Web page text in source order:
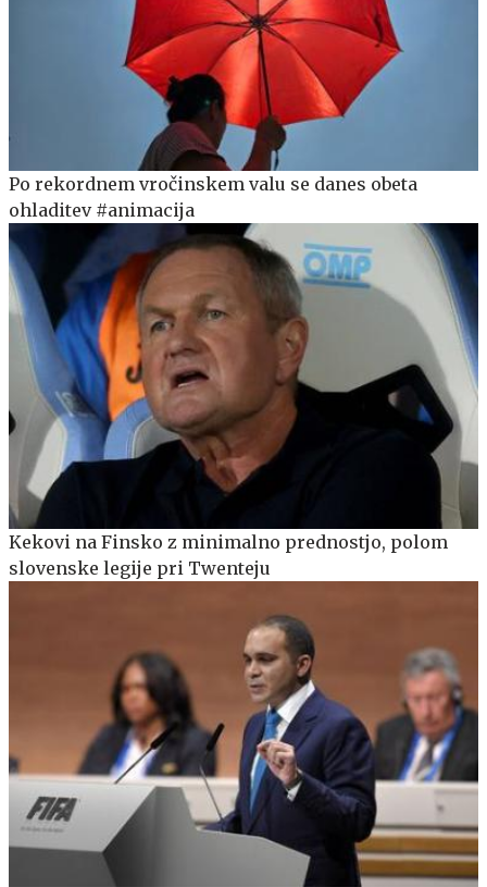
Po rekordnem vročinskem valu se danes obeta
ohladitev #animacija
Kekovi na Finsko z minimalno prednostjo, polom
slovenske legije pri Twenteju